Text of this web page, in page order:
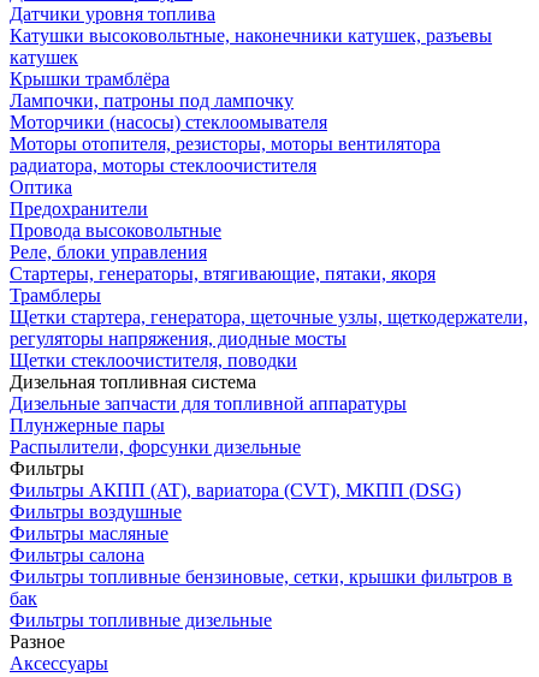
Датчики уровня топлива
Катушки высоковольтные, наконечники катушек, разъевы
катушек
Крышки трамблёра
Лампочки, патроны под лампочку
Моторчики (насосы) стеклоомывателя
Моторы отопителя, резисторы, моторы вентилятора
радиатора, моторы стеклоочистителя
Оптика
Предохранители
Провода высоковольтные
Реле, блоки управления
Стартеры, генераторы, втягивающие, пятаки, якоря
Трамблеры
Щетки стартера, генератора, щеточные узлы, щеткодержатели,
регуляторы напряжения, диодные мосты
Щетки стеклоочистителя, поводки
Дизельная топливная система
Дизельные запчасти для топливной аппаратуры
Плунжерные пары
Распылители, форсунки дизельные
Фильтры
Фильтры АКПП (AT), вариатора (CVT), МКПП (DSG)
Фильтры воздушные
Фильтры масляные
Фильтры салона
Фильтры топливные бензиновые, сетки, крышки фильтров в
бак
Фильтры топливные дизельные
Разное
Аксесcуары